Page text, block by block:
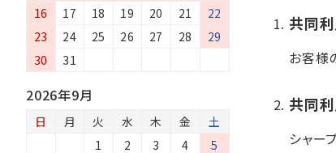
共同
お客様
共同
シャー
16
17 18 19 20 21
22
23
24 25 26 27 28
29
30
31
2026年9月
日 月 火 水 木 金
土
1
2 3 4
5